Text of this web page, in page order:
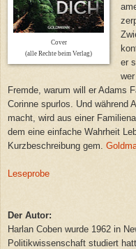
Cover
(alle Rechte beim Verlag)
er
Fremde, warum will er Adams
Corinne spurlos. Und während
macht, wird aus einer
dem eine einfache Wahrheit
Kurzbeschreibung gem.
Leseprobe
Der Autor:
Harlan Coben wurde 1962 in
Politikwissenschaft studiert